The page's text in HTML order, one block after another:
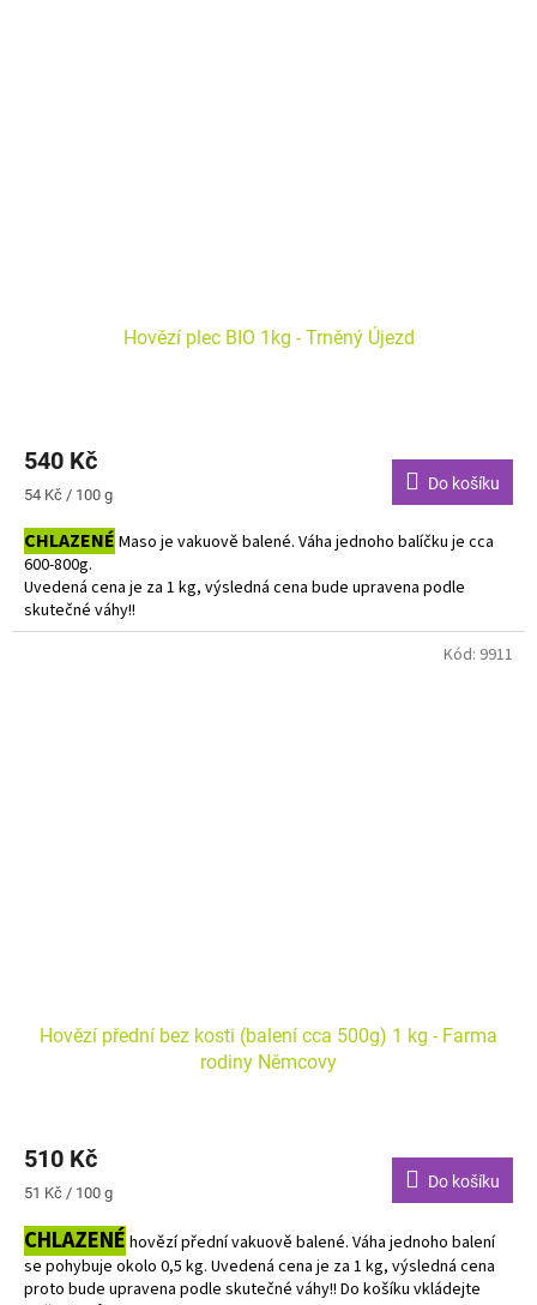
Hovězí plec BIO 1kg - Trněný Újezd
540 Kč
Měrná
54 Kč / 100 g
Do košíku
CHLAZENÉ Maso je vakuově balené. Váha jednoho balíčku je cca
600-800g.
Uvedená cena je za 1 kg, výsledná cena bude upravena podle
skutečné váhy!!
Do košíku vkládejte počet balení.
Hovězí přední bez kosti (balení cca 500g) 1 kg - Farma
rodiny Němcovy
510 Kč
Měrná
51 Kč / 100 g
Do košíku
CHLAZENÉ hovězí přední vakuově balené. Váha jednoho balení
se pohybuje okolo 0,5 kg. Uvedená cena je za 1 kg, výsledná cena
proto bude upravena podle skutečné váhy!! Do košíku vkládejte
Kód: 9911